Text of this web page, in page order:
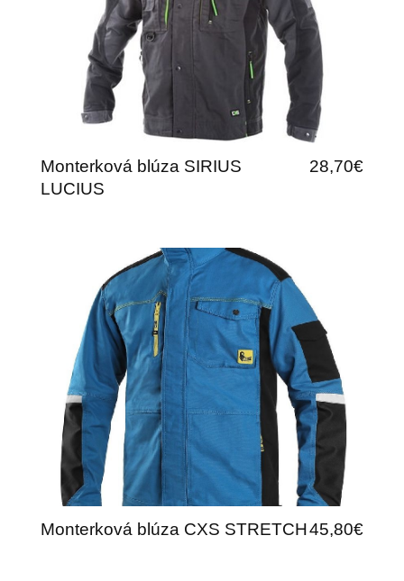
Monterková blúza SIRIUS
LUCIUS
28,70€
Monterková blúza CXS STRETCH45,80€